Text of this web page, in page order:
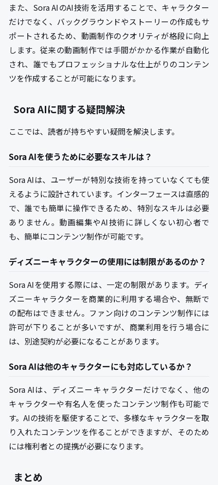
また、Sora AIのAI技術を活用することで、キャラクター
だけでなく、バックグラウンドやストーリーの作成もサ
ポートされるため、動画制作のクオリティが格段に向上
します。従来の動画制作では手間がかかる作業が自動化
され、誰でもプロフェッショナルな仕上がりのコンテン
ツを作成することが可能になります。
Sora AIに関する疑問解決
ここでは、読者が持ちやすい疑問を解決します。
Sora AIを使うために必要なスキルは？
Sora AIは、ユーザーが特別な技術を持っていなくても使
えるように設計されています。インターフェースは直感的
で、誰でも簡単に操作できるため、特別なスキルは必要
ありません。動画編集やAI技術に詳しくない初心者で
も、簡単にコンテンツ制作が可能です。
ディズニーキャラクターの使用には制限があるのか？
Sora AIを使用する際には、一定の制限があります。ディ
ズニーキャラクターを商業的に利用する場合や、無断で
の配布はできません。ファン向けのコンテンツ制作には
許可が下りることが多いですが、商業利用を行う場合に
は、別途契約が必要になることがあります。
Sora AIは他のキャラクターにも対応しているか？
Sora AIは、ディズニーキャラクターだけでなく、他の
キャラクターや有名人を使ったコンテンツ制作も可能で
す。AIの技術を駆使することで、多様なキャラクターを取
り入れたコンテンツを作ることができますが、そのため
には権利者との提携が必要になります。
まとめ